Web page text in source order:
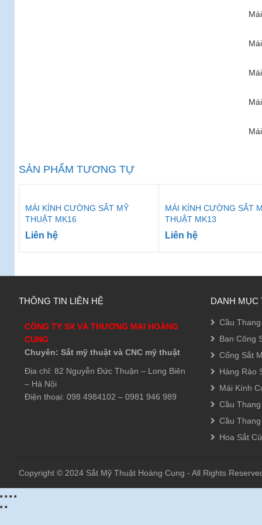
SẢN PHẨM TƯƠNG TỰ
MÁI KÍNH CƯỜNG SẮT MỸ
THUẬT MK16
Liên hệ
MÁI KÍNH CƯỜNG SẮT
THUẬT MK13
Liên hệ
THÔNG TIN LIÊN HỆ
CÔNG TY SX VÀ THƯƠNG MẠI HOÀNG
CUNG
Chuyên: Sắt mỹ thuật và CNC mỹ thuật
Địa chỉ: 82 Nguyễn Đức Thuận – Long Biên
– Hà Nội
Điện thoại: 098 4984102 – 0981 946 989
DANH MỤC
Cầu
Ban Công
Cổng Sắt
Hàng Rào
Mái Kính
Cầu
Cầu
Hoa Sắt
Copyright © 2024 Sắt Mỹ Thuật Hoàng Cung - All Rights